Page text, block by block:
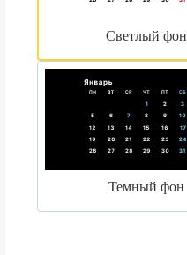
Светлый фон
Темный фон